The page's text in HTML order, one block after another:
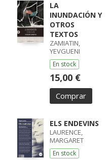
LA
INUNDACIÓN Y
OTROS
TEXTOS
ZAMIATIN,
YEVGUENI
En stock
15,00 €
Comprar
ELS ENDEVINS
LAURENCE,
MARGARET
En stock